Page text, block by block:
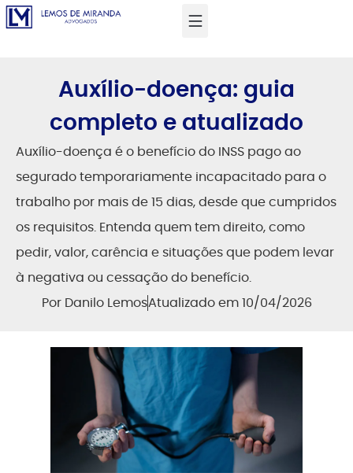
Auxílio-doença: guia
completo e atualizado
Auxílio-doença é o benefício do INSS pago ao
segurado temporariamente incapacitado para o
trabalho por mais de 15 dias, desde que cumpridos
os requisitos. Entenda quem tem direito, como
pedir, valor, carência e situações que podem levar
à negativa ou cessação do benefício.
PorDanilo LemosAtualizado em 10/04/2026